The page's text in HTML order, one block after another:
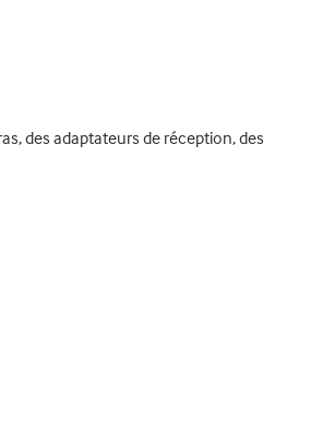
des adaptateurs de réception, des